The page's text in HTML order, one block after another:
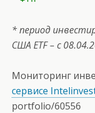
* период
США ETF– с
Мониторинг
сервисе
portfolio/60556